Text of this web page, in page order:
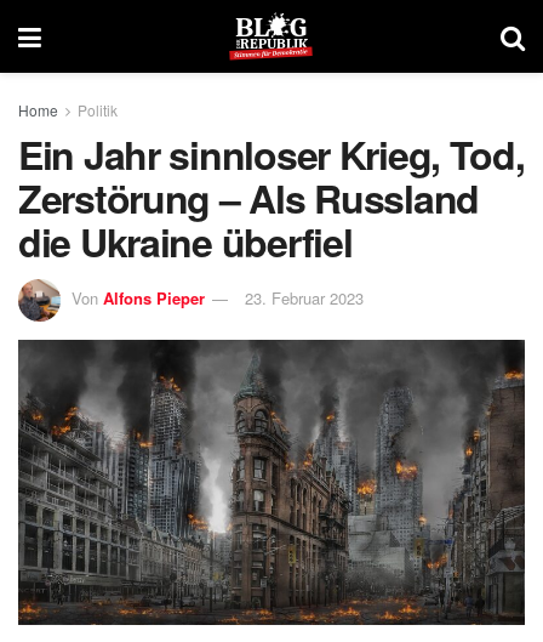
Home Politik
Ein Jahr sinnloser Krieg, Tod,
Zerstörung – Als Russland
die Ukraine überfiel
Von Alfons Pieper 23. Februar 2023